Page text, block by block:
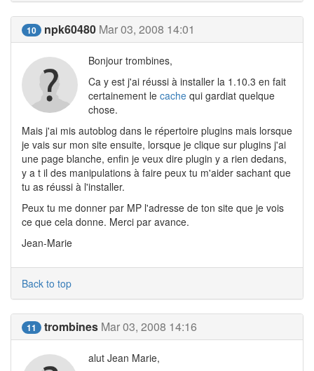
10 npk60480 Mar 03, 2008 14:01
Bonjour trombines,
Ca y est j'ai réussi à installer la 1.10.3 en fait
certainement le cache qui gardiat quelque
chose.
Mais j'ai mis autoblog dans le répertoire plugins mais lorsque
je vais sur mon site ensuite, lorsque je clique sur plugins j'ai
une page blanche, enfin je veux dire plugin y a rien dedans,
y a t il des manipulations à faire peux tu m'aider sachant que
tu as réussi à l'installer.
Peux tu me donner par MP l'adresse de ton site que je vois
ce que cela donne. Merci par avance.
Jean-Marie
Back to top
11 trombines Mar 03, 2008 14:16
alut Jean Marie,